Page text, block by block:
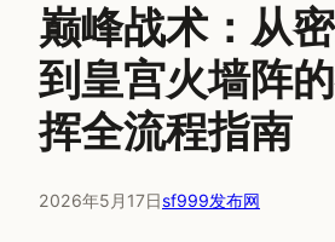
巅峰战术：从
到皇宫火墙阵
挥全流程指南
2026年5月17日sf999发布网